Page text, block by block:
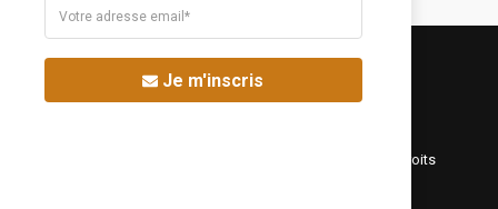
©Fréquence Chrétienne Production 2016-2025. Tous droits
Je m'inscris